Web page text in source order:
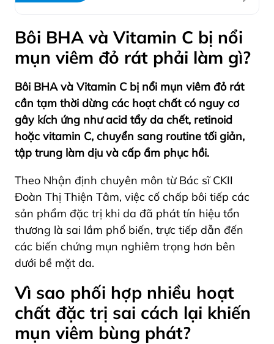
Bôi BHA và Vitamin C bị nổi
mụn viêm đỏ rát phải làm gì?
Bôi BHA và Vitamin C bị nổi mụn viêm đỏ rát
cần tạm thời dừng các hoạt chất có nguy cơ
gây kích ứng như acid tẩy da chết, retinoid
hoặc vitamin C, chuyển sang routine tối giản,
tập trung làm dịu và cấp ẩm phục hồi.
Theo Nhận định chuyên môn từ Bác sĩ CKII
Đoàn Thị Thiện Tâm, việc cố chấp bôi tiếp các
sản phẩm đặc trị khi da đã phát tín hiệu tổn
thương là sai lầm phổ biến, trực tiếp dẫn đến
các biến chứng mụn nghiêm trọng hơn bên
dưới bề mặt da.
Vì sao phối hợp nhiều hoạt
chất đặc trị sai cách lại khiến
mụn viêm bùng phát?